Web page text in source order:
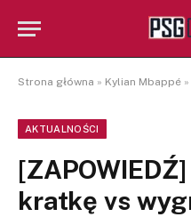
Strona główna » Kylian Mbappé »
AKTUALNOŚCI
kratkę vs